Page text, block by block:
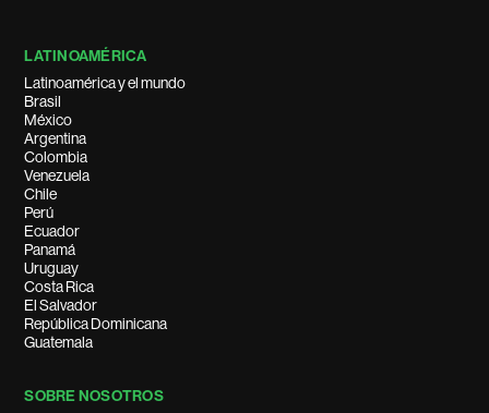
LATINOAMÉRICA
Latinoamérica y el mundo
Brasil
México
Argentina
Colombia
Venezuela
Chile
Perú
Ecuador
Panamá
Uruguay
Costa Rica
El Salvador
República Dominicana
Guatemala
SOBRE NOSOTROS